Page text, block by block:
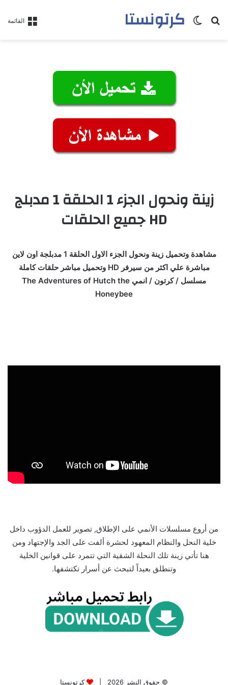
القائمة كرتونستابحث عنالوضع المظلم
زينة ونحول الجزء 1 الحلقة 1 مدبلج
HD جميع الحلقات
مشاهدة وتحميل زينة ونحول الجزء الاول الحلقة 1 مدبلجة اون لاين
مباشرة علي اكثر من سيرفر HD وتحميل مباشر حلقات كاملة
مسلسل / كرتون / انمي The Adventures of Hutch the
Honeybee
من أروع مسلسلات الأنمي على الإطلاق, تصوير للعمل الدؤوب داخل
خلية النحل والنظام المعهود لحشرة ألفت على الجد والإجتهاد ومن
هنا تأتي زينة تلك النحلة الشقية التي تتمرد على قوانين الخلية
وتنطلق بعيداً لتبحث عن أسرار تكتشفها.
© حقوق النشر 2026 | كرتونستا